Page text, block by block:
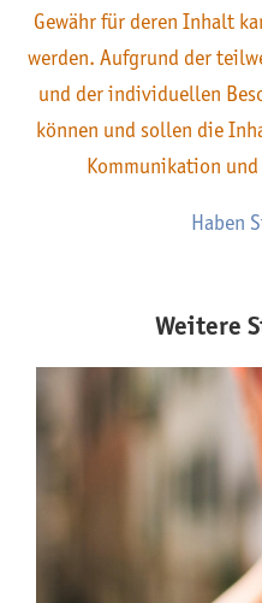
Gewähr für deren Inhalt
werden. Aufgrund der
und der individuellen
können und sollen die
Kommunikation
Haben
Weitere